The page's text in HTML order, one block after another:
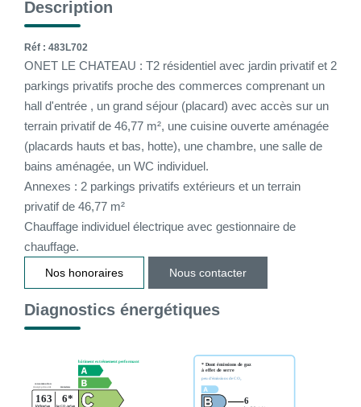
CONTACT
CONNEXION
Description
Réf : 483L702
ONET LE CHATEAU : T2 résidentiel avec jardin privatif et 2
parkings privatifs proche des commerces comprenant un
hall d'entrée , un grand séjour (placard) avec accès sur un
terrain privatif de 46,77 m², une cuisine ouverte aménagée
(placards hauts et bas, hotte), une chambre, une salle de
bains aménagée, un WC individuel.
Annexes : 2 parkings privatifs extérieurs et un terrain
privatif de 46,77 m²
Chauffage individuel électrique avec gestionnaire de
chauffage.
Nos honoraires Nous contacter
Diagnostics énergétiques